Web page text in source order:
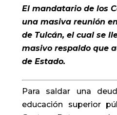
El mandatario de los
una masiva reunión
de Tulcán, el cual se
masivo respaldo que
de Estado.
Para saldar una
educación superior